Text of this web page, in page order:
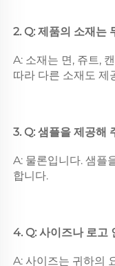
2. Q: 제품의 소재는
A: 소재는 면, 쥬트,
따라 다른 소재도 제
3. Q: 샘플을 제공해
A: 물론입니다. 샘플
합니다.
4. Q: 사이즈나 로고
A: 사이즈는 귀하의